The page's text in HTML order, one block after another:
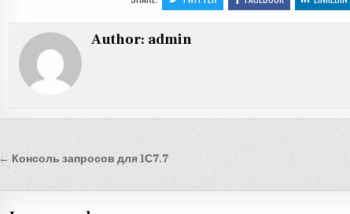
Author: admin
Навигация
записям
← Консоль запросов для 1С7.7